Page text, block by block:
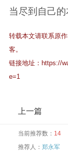
当尽到自己的
转载本文请联系原
客。
链接地址： https://
e=1
上一篇
当前推荐数： 14
推荐人： 郑永军